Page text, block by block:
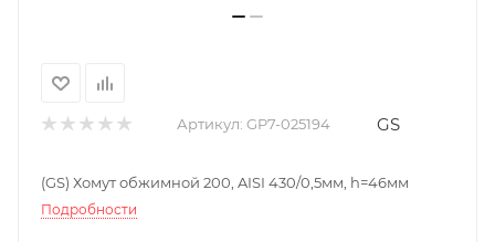
Артикул: GP7-025194 GS
(GS) Хомут обжимной 200, AISI 430/0,5мм, h=46мм
Подробности